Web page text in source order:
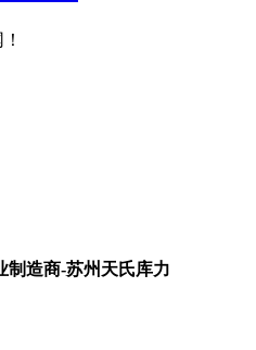
制造商-苏州天氏库力